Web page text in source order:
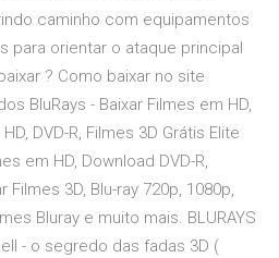
caminho com equipamentos
para orientar o ataque principal
? Como baixar no site
BluRays - Baixar Filmes em HD,
DVD-R, Filmes 3D Grátis Elite
em HD, Download DVD-R,
Filmes 3D, Blu-ray 720p, 1080p,
Bluray e muito mais. BLURAYS
- o segredo das fadas 3D (